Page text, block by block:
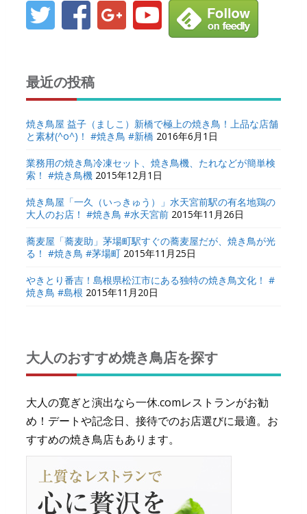
最近の投稿
焼き鳥屋 益子（ましこ）新橋で極上の焼き鳥！上品な店舗
と素材(^o^)！ #焼き鳥 #新橋 2016年6月1日
業務用の焼き鳥冷凍セット、焼き鳥機、たれなどが簡単検
索！ #焼き鳥機 2015年12月1日
焼き鳥屋「一久（いっきゅう）」水天宮前駅の有名地鶏の
大人のお店！ #焼き鳥 #水天宮前 2015年11月26日
蕎麦屋「蕎麦助」茅場町駅すぐの蕎麦屋だが、焼き鳥が光
る！ #焼き鳥 #茅場町 2015年11月25日
やきとり番吉！島根県松江市にある独特の焼き鳥文化！ #
焼き鳥 #島根 2015年11月20日
大人のおすすめ焼き鳥店を探す
大人の寛ぎと演出なら一休.comレストランがお勧
め！デートや記念日、接待でのお店選びに最適。お
すすめの焼き鳥店もあります。